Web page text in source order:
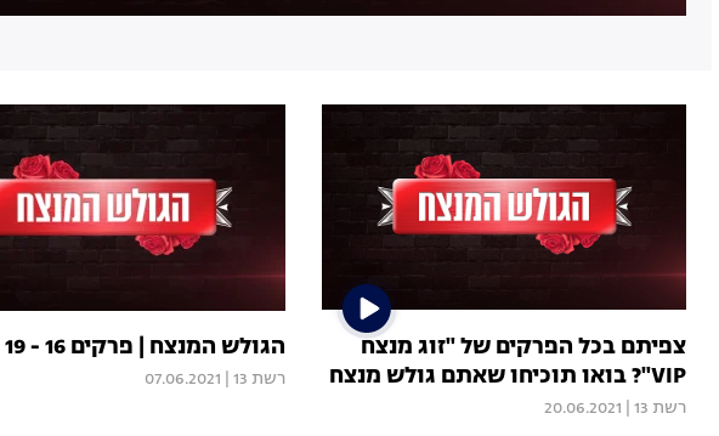
צפיתם בכל הפרקים של "זוג מנצח
VIP"? בואו תוכיחו שאתם גולש מנצח
רשת 13 20.06.2021
הגולש המנצח | פרקים 16 - 19
רשת 13 07.06.2021